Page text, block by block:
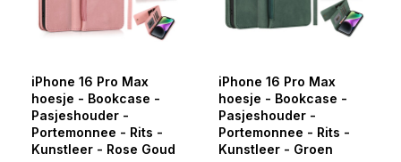
iPhone 16 Pro Max
hoesje - Bookcase -
Pasjeshouder -
Portemonnee - Rits -
Kunstleer - Rose Goud
iPhone 16 Pro Max
hoesje - Bookcase -
Pasjeshouder -
Portemonnee - Rits -
Kunstleer - Groen